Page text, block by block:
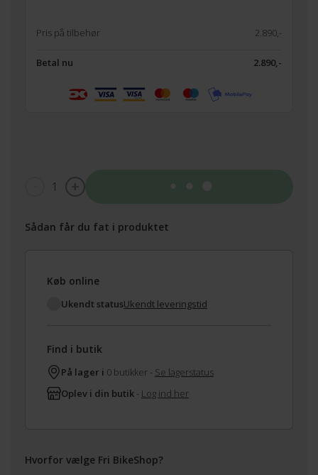
Pris på tilbehør 2.890,-
Betal nu 2.890,-
1
Sådan får du fat i produktet
Køb online
Ukendt statusUkendt leveringstid
Find i butik
På lager i 0 butikker - Se lagerstatus
Oplev i din butik - Log ind her
Hvorfor vælge Fri BikeShop?